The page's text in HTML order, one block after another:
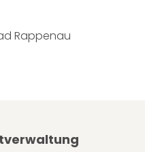
Rappenau